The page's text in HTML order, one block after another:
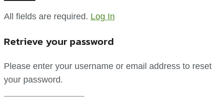
All fields are required. Log In
Retrieve your password
Please enter your username or email address to reset
your password.